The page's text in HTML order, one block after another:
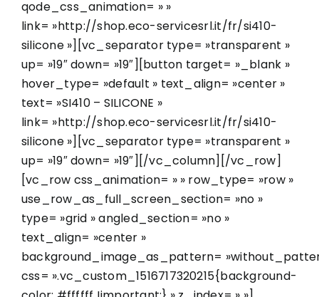
qode_css_animation= » »
link= »http://shop.eco-servicesrl.it/fr/si410-
silicone »][vc_separator type= »transparent »
up= »19″ down= »19″][button target= »_blank »
hover_type= »default » text_align= »center »
text= »SI410 – SILICONE »
link= »http://shop.eco-servicesrl.it/fr/si410-
silicone »][vc_separator type= »transparent »
up= »19″ down= »19″][/vc_column][/vc_row]
[vc_row css_animation= » » row_type= »row »
use_row_as_full_screen_section= »no »
type= »grid » angled_section= »no »
text_align= »center »
background_image_as_pattern=
css= ».vc_custom_1516717320215{background-